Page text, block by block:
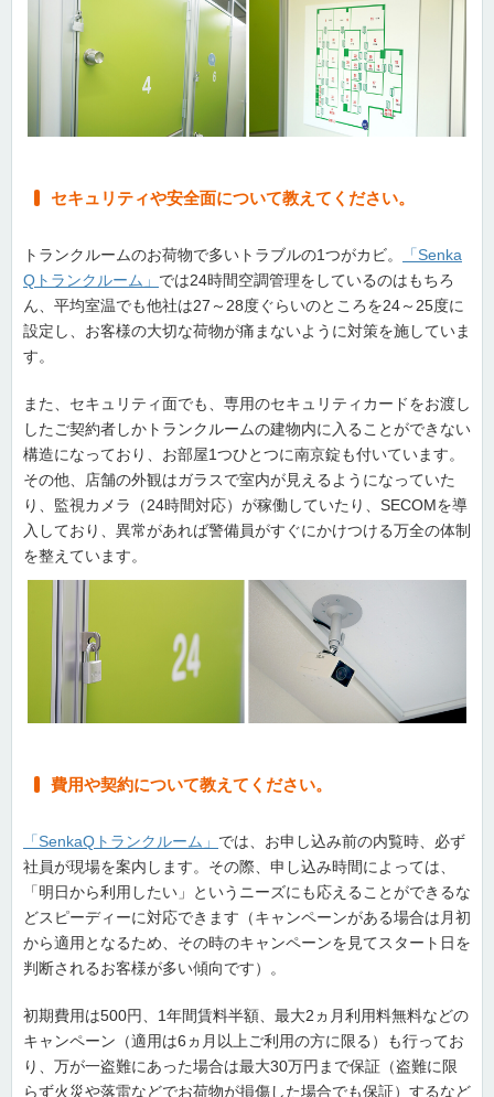
セキュリティや安全面について教えてください。
トランクルームのお荷物で多いトラブルの1つがカビ。
「Senka
Qトランクルーム」 では24時間空調管理をしているのはもちろ
ん、平均室温でも他社は27～28度ぐらいのところを24～25度に
設定し、お客様の大切な荷物が痛まないように対策を施していま
す。
また、セキュリティ面でも、専用のセキュリティカードをお渡し
したご契約者しかトランクルームの建物内に入ることができない
構造になっており、お部屋1つひとつに南京錠も付いています。
その他、店舗の外観はガラスで室内が見えるようになっていた
り、監視カメラ（24時間対応）が稼働していたり、SECOMを導
入しており、異常があれば警備員がすぐにかけつける万全の体制
を整えています。
費用や契約について教えてください。
「SenkaQトランクルーム」 では、お申し込み前の内覧時、必ず
社員が現場を案内します。その際、申し込み時間によっては、
「明日から利用したい」というニーズにも応えることができるな
どスピーディーに対応できます（キャンペーンがある場合は月初
から適用となるため、その時のキャンペーンを見てスタート日を
判断されるお客様が多い傾向です）。
初期費用は500円、1年間賃料半額、最大2ヵ月利用料無料などの
キャンペーン（適用は6ヵ月以上ご利用の方に限る）も行ってお
り、万が一盗難にあった場合は最大30万円まで保証（盗難に限
らず火災や落雷などでお荷物が損傷した場合でも保証）するなど